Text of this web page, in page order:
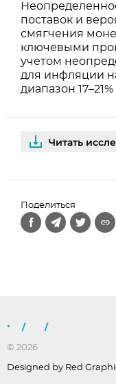
поставок и
смягчения
ключевыми
учетом
для инфляции
диапазон 17–21%
Читать
Поделиться
/ /
© 2026
Designed by Red